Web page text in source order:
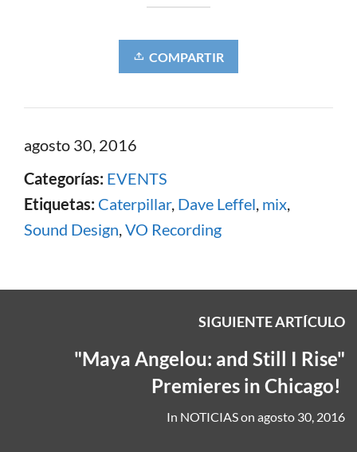
COMPARTIR
agosto 30, 2016
Categorías: EVENTS
Etiquetas: Caterpillar, Dave Leffel mix
Sound Design VO Recording
SIGUIENTE ARTÍCULO
"Maya Angelou: and Still I Rise"
Premieres in Chicago!
In NOTICIASon agosto 30, 2016